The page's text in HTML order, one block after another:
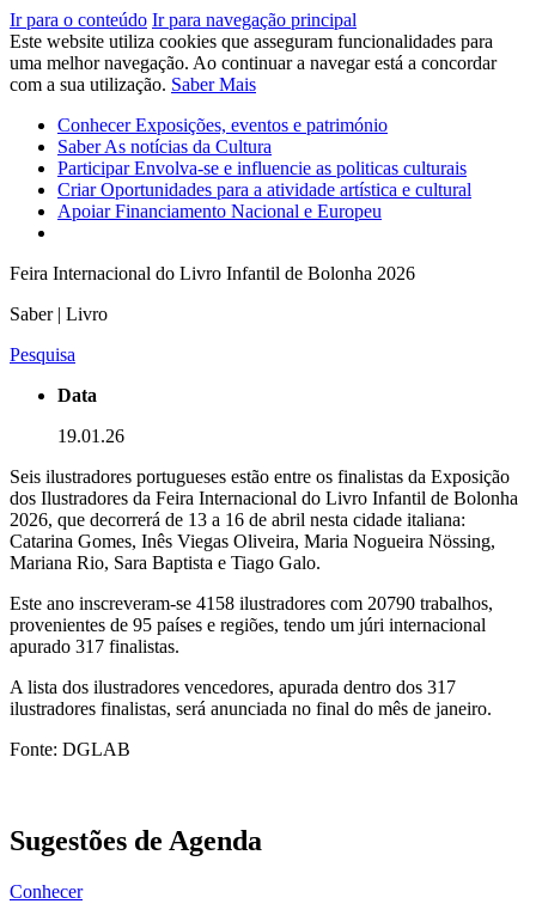
Ir para o conteúdo Ir para navegação principal
Este website utiliza cookies que asseguram funcionalidades para
uma melhor navegação. Ao continuar a navegar está a concordar
com a sua utilização. Saber Mais
ConhecerExposições, eventos e património
SaberAs notícias da Cultura
ParticiparEnvolva-se e influencie as politicas culturais
CriarOportunidades para a atividade artística e cultural
ApoiarFinanciamento Nacional e Europeu
Feira Internacional do Livro Infantil de Bolonha 2026
Saber | Livro
Pesquisa
Data
19.01.26
Seis ilustradores portugueses estão entre os finalistas da Exposição
dos Ilustradores da Feira Internacional do Livro Infantil de Bolonha
2026, que decorrerá de 13 a 16 de abril nesta cidade italiana:
Catarina Gomes, Inês Viegas Oliveira, Maria Nogueira Nössing,
Mariana Rio, Sara Baptista e Tiago Galo.
Este ano inscreveram-se 4158 ilustradores com 20790 trabalhos,
provenientes de 95 países e regiões, tendo um júri internacional
apurado 317 finalistas.
A lista dos ilustradores vencedores, apurada dentro dos 317
ilustradores finalistas, será anunciada no final do mês de janeiro.
Fonte: DGLAB
Sugestões de Agenda
Conhecer